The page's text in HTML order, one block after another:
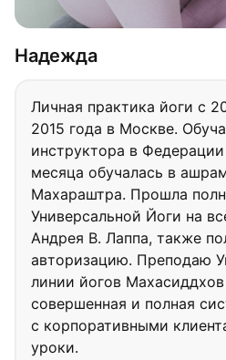
Надежда
Личная практика йоги с
2015 года в Москве.
инструктора в
месяца обучалась в
Махараштра. Прошла
Универсальной Йоги на
Андрея В. Лаппа, также
авторизацию. Преподаю
линии йогов
совершенная и полная
с корпоративными
уроки.